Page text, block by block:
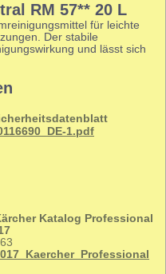
RM 57** 20 L
für leichte
Der stabile
und lässt sich
1.pdf
Katalog Professional